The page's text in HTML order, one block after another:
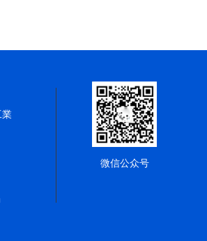
業
微信公众号